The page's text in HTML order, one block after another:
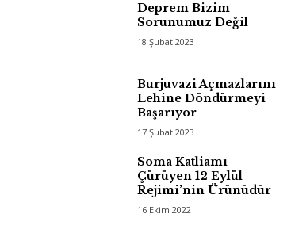
Deprem Bizim
Sorunumuz Değil
18 Şubat 2023
Burjuvazi Açmazlarını
Lehine Döndürmeyi
Başarıyor
17 Şubat 2023
Soma Katliamı
Çürüyen 12 Eylül
Rejimi’nin Ürünüdür
16 Ekim 2022